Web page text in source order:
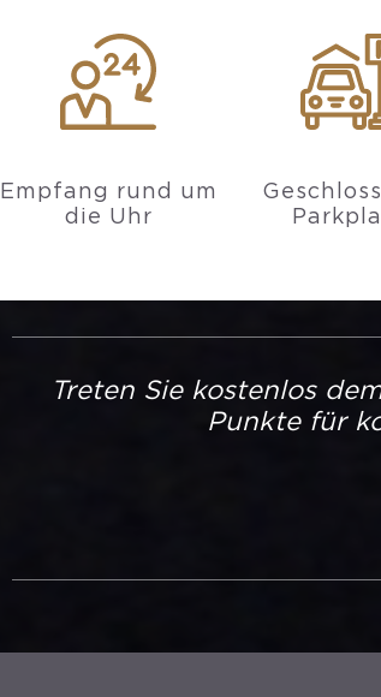
Empfang rund um
die Uhr
Treten Sie kostenlos
Punkte für